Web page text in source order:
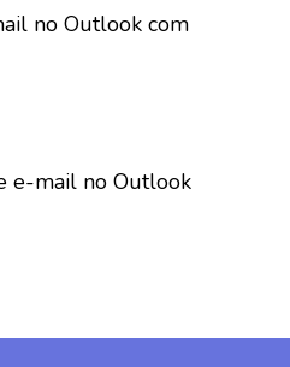
no Outlook com
e-mail no Outlook